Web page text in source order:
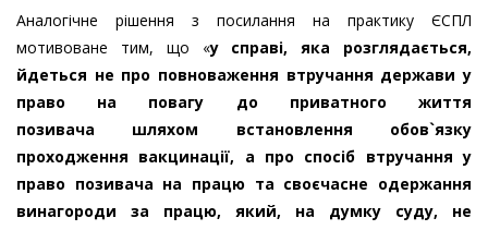
Аналогічне рішення з посилання на практику ЄСПЛ
мотивоване тим, що «у справі, яка розглядається,
йдеться не про повноваження втручання держави у
право на повагу до приватного життя
позивача
шляхом встановлення обов`язку
проходження вакцинації, а про спосіб втручання у
право позивача на працю та своєчасне одержання
винагороди за працю, який, на думку суду, не